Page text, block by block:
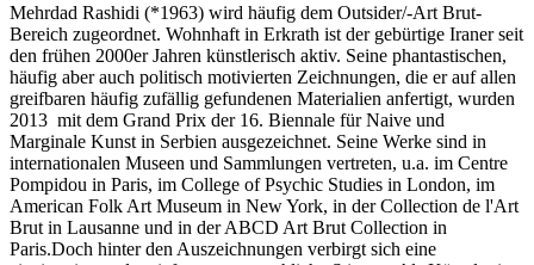
Mehrdad Rashidi (*1963) wird häufig dem Outsider/-Art Brut-
Bereich zugeordnet. Wohnhaft in Erkrath ist der gebürtige Iraner seit
den frühen 2000er Jahren künstlerisch aktiv. Seine phantastischen,
häufig aber auch politisch motivierten Zeichnungen, die er auf allen
greifbaren häufig zufällig gefundenen Materialien anfertigt, wurden
2013 mit dem Grand Prix der 16. Biennale für Naive und
Marginale Kunst in Serbien ausgezeichnet. Seine Werke sind in
internationalen Museen und Sammlungen vertreten, u.a. im Centre
Pompidou in Paris, im College of Psychic Studies in London, im
American Folk Art Museum in New York, in der Collection de l'Art
Brut in Lausanne und in der ABCD Art Brut Collection in
Paris.Doch hinter den Auszeichnungen verbirgt sich eine